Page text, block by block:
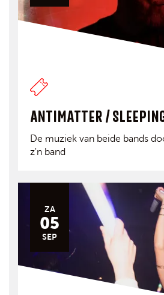
ANTIMATTER /
De muziek van beide bands
z'n band
ZA
05
SEP